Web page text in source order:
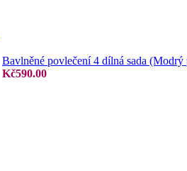
Bavlněné povlečení 4 dílná sada (Modrý
Kč590.00